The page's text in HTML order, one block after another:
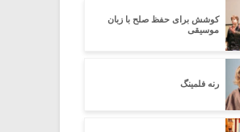
کوشش برای حفظ صلح با زبان
موسیقی
رنه فلمینگ